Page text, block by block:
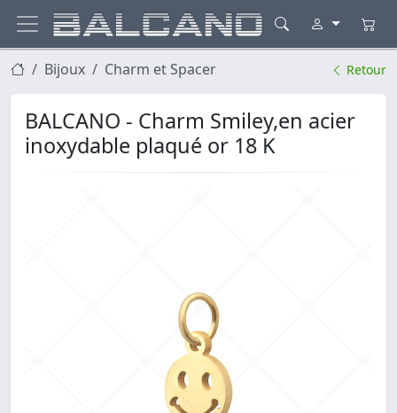
Bijoux Charm et Spacer Retour
BALCANO - Charm Smiley,en acier
inoxydable plaqué or 18 K